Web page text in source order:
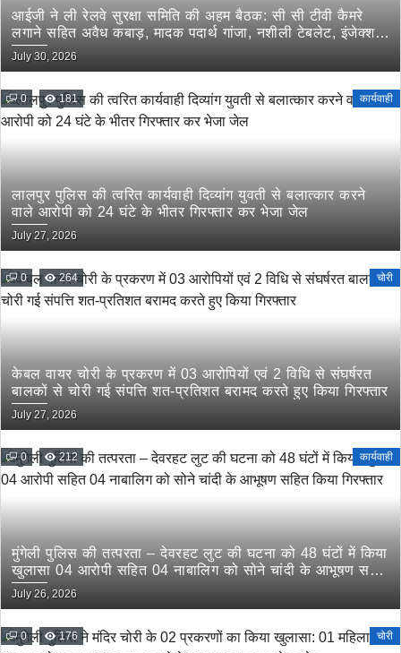
आईजी ने ली रेलवे सुरक्षा समिति की अहम बैठक: सी सी टीवी कैमरे
लगाने सहित अवैध कबाड़, मादक पदार्थ गांजा, नशीली टेबलेट, इंजेक्शन
इत्यादि की रेलवे के माध्यम से तस्करी रोकने के लिए संयुक्त कार्यवाही
के दिये गये निर्देश
July 30, 2026
0 181 कार्यवाही
लालपुर पुलिस की त्वरित कार्यवाही दिव्यांग युवती से बलात्कार करने
वाले आरोपी को 24 घंटे के भीतर गिरफ्तार कर भेजा जेल
July 27, 2026
0 264 चोरी
केबल वायर चोरी के प्रकरण में 03 आरोपियों एवं 2 विधि से संघर्षरत
बालकों से चोरी गई संपत्ति शत-प्रतिशत बरामद करते हुए किया गिरफ्तार
July 27, 2026
0 212 कार्यवाही
मुंगेली पुलिस की तत्परता – देवरहट लुट की घटना को 48 घंटों में किया
खुलासा 04 आरोपी सहित 04 नाबालिग को सोने चांदी के आभूषण सहित
किया गिरफ्तार
July 26, 2026
0 176 चोरी